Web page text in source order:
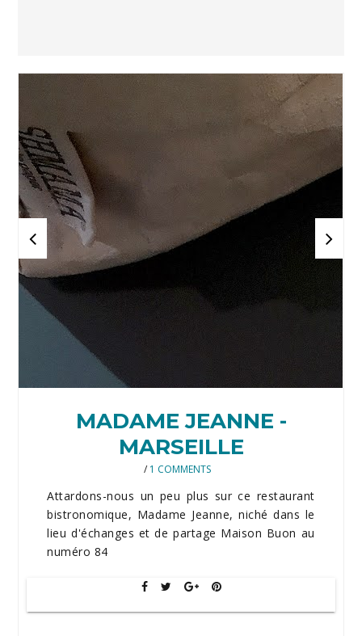
MADAME JEANNE -
MARSEILLE
/ 1 COMMENTS
Attardons-nous un peu plus sur ce restaurant
bistronomique, Madame Jeanne, niché dans le
lieu d'échanges et de partage Maison Buon au
numéro 84